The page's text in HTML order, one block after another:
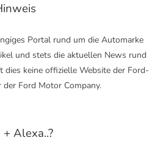
Portal rund um die Automarke
und stets die aktuellen News rund
dies keine offizielle Website der Ford-
Ford Motor Company.
+ Alexa..?